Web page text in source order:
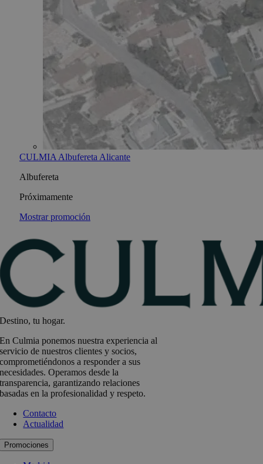
CULMIA Albufereta Alicante
Albufereta
Próximamente
Mostrar promoción
Destino, tu hogar.
En Culmia ponemos nuestra experiencia al
servicio de nuestros clientes y socios,
comprometiéndonos a responder a sus
necesidades. Operamos desde la
transparencia, garantizando relaciones
basadas en la profesionalidad y respeto.
Contacto
Actualidad
Promociones